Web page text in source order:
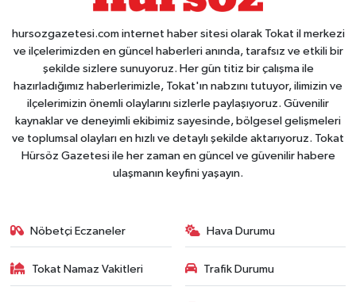
hursozgazetesi.com internet haber sitesi olarak Tokat il merkezi
ve ilçelerimizden en güncel haberleri anında, tarafsız ve etkili bir
şekilde sizlere sunuyoruz. Her gün titiz bir çalışma ile
hazırladığımız haberlerimizle, Tokat'ın nabzını tutuyor, ilimizin ve
ilçelerimizin önemli olaylarını sizlerle paylaşıyoruz. Güvenilir
kaynaklar ve deneyimli ekibimiz sayesinde, bölgesel gelişmeleri
ve toplumsal olayları en hızlı ve detaylı şekilde aktarıyoruz. Tokat
Hürsöz Gazetesi ile her zaman en güncel ve güvenilir habere
ulaşmanın keyfini yaşayın.
Nöbetçi Eczaneler Hava Durumu
Tokat Namaz Vakitleri Trafik Durumu